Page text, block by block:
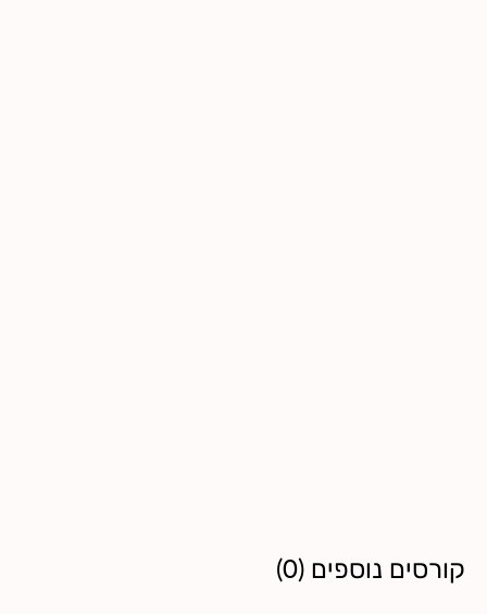
קורסים נוספים (
0
)